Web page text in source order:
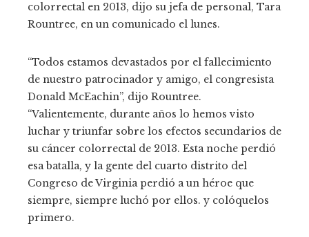
colorrectal en 2013, dijo su jefa de personal, Tara
Rountree, en un comunicado el lunes.
“Todos estamos devastados por el fallecimiento
de nuestro patrocinador y amigo, el congresista
Donald McEachin”, dijo Rountree.
“Valientemente, durante años lo hemos visto
luchar y triunfar sobre los efectos secundarios de
su cáncer colorrectal de 2013. Esta noche perdió
esa batalla, y la gente del cuarto distrito del
Congreso de Virginia perdió a un héroe que
siempre, siempre luchó por ellos. y colóquelos
primero.